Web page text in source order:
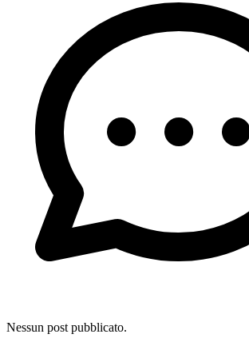
Nessun post pubblicato.